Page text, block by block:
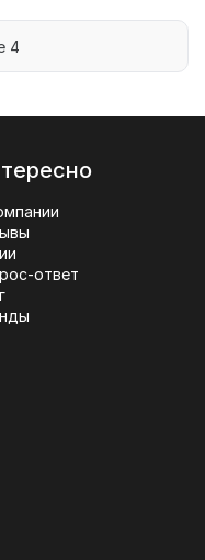
4
ответ